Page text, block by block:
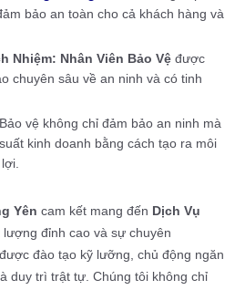
bảo an toàn cho cả khách hàng và
Nhiệm: Nhân Viên Bảo Vệ được
chuyên sâu về an ninh và có tinh
Bảo vệ không chỉ đảm bảo an ninh mà
kinh doanh bằng cách tạo ra môi
Yên cam kết mang đến Dịch Vụ
lượng đỉnh cao và sự chuyên
được đào tạo kỹ lưỡng, chủ động ngăn
duy trì trật tự. Chúng tôi không chỉ